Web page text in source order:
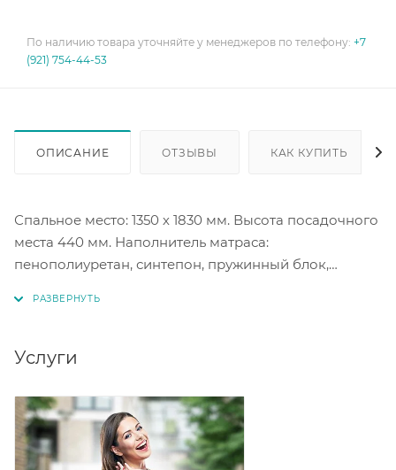
По наличию товара уточняйте у менеджеров по телефону: +7
(921) 754-44-53
ОПИСАНИЕ ОТЗЫВЫ КАК КУПИТЬ
Спальное место: 1350 х 1830 мм. Высота посадочного
места 440 мм. Наполнитель матраса:
пенополиуретан, синтепон, пружинный блок,
Ящик для белья: 144 х 60 х 25 см.
Услуги